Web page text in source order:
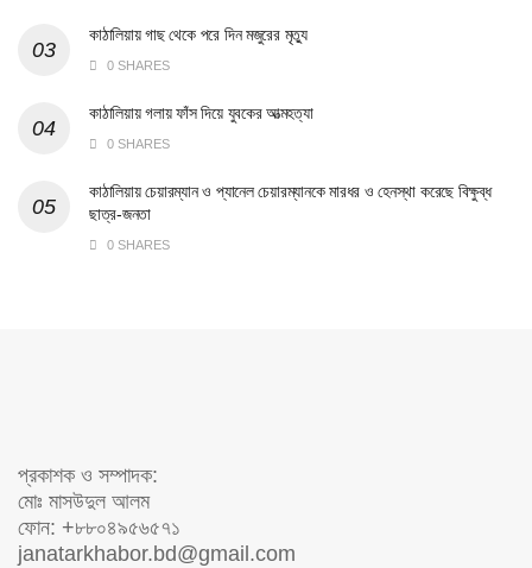
কাঠালিয়ায় গাছ থেকে পরে দিন মজুরের মৃত্যু
0 SHARES
কাঠালিয়ায় গলায় ফাঁস দিয়ে যুবকের আত্মহত্যা
0 SHARES
কাঠালিয়ায় চেয়ারম্যান ও প্যানেল চেয়ারম্যানকে মারধর ও হেনস্থা করেছে বিক্ষুব্ধ
ছাত্র-জনতা
0 SHARES
প্রকাশক ও সম্পাদক:
মোঃ মাসউদুল আলম
ফোন: +৮৮০৪৯৫৬৫৭১
janatarkhabor.bd@gmail.com